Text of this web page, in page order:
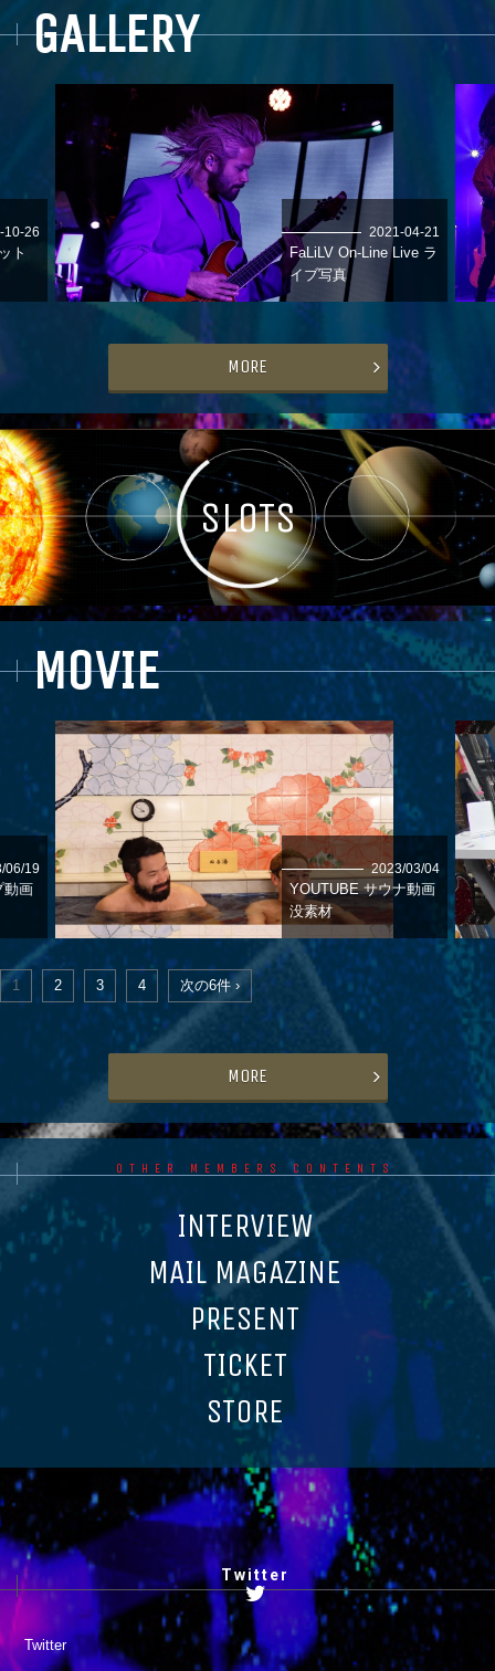
GALLERY
10-26
ト
2021-04-21
FaLiLV On-Line Live ラ
イブ写真
MORE
SLOTS
MOVIE
06/19
動画
2023/03/04
YOUTUBE サウナ動画
没素材
1 2 3 4 次の6件 ›
MORE
OTHER MEMBERS CONTENTS
INTERVIEW
MAIL MAGAZINE
PRESENT
TICKET
STORE
Twitter
Twitter